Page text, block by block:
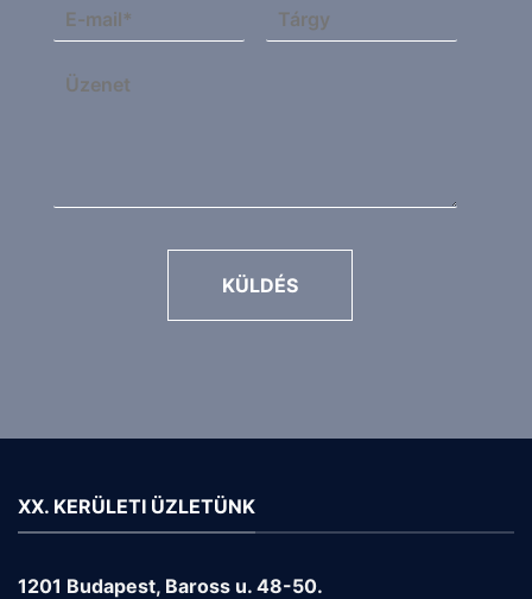
KÜLDÉS
XX. KERÜLETI ÜZLETÜNK
1201 Budapest, Baross u. 48-50.